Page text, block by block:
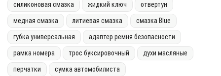
силиконовая смазка жидкий ключ отвертун
медная смазка литиевая смазка смазка Blue
губка универсальная адаптер ремня безопасности
рамка номера трос буксировочный духи масляные
перчатки сумка автомобилиста